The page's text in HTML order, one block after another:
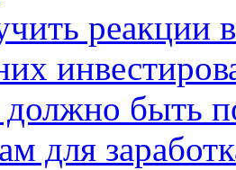
реакции
должно быть
для